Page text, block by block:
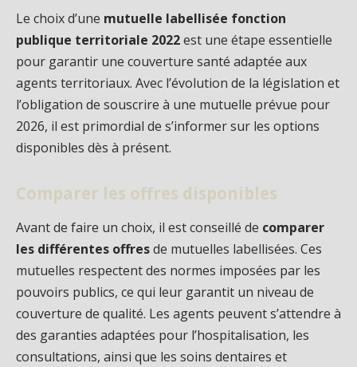
Le choix d’une mutuelle labellisée fonction
publique territoriale 2022est une étape essentielle
pour garantir une couverture santé adaptée aux
agents territoriaux. Avec l’évolution de la législation et
l’obligation de souscrire à une mutuelle prévue pour
2026, il est primordial de s’informer sur les options
disponibles dès à présent.
Comparer les offres disponibles
Avant de faire un choix, il est conseillé de comparer
les différentes offresde mutuelles labellisées. Ces
mutuelles respectent des normes imposées par les
pouvoirs publics, ce qui leur garantit un niveau de
couverture de qualité. Les agents peuvent s’attendre à
des garanties adaptées pour l’hospitalisation, les
consultations, ainsi que les soins dentaires et